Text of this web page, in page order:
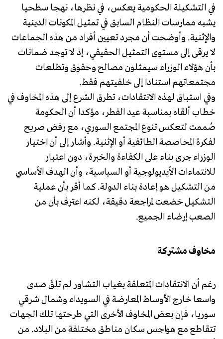
في التشكيلة الحكومية يعكس، في نظرها، نهجا سطحيا
يشبه ممارسات النظام السابق في تمثيل المكونات الدينية
والإثنية. وأوضحت أن مجرد تعيين أفراد من هذه الجماعات
لا يرقى إلى مستوى التمثيل الحقيقي، إذ لا توجد ضمانات
بأن هؤلاء الوزراء سيمثلون مصالح وحقوق وتطلعات
مجتمعاتهم استنادا إلى خلفيتهم فقط.
وفي استباق لهذه الانتقادات، تطرق الشرع إلى هذه المخاوف في
خطاب ألقاه بمناسبة عيد الفطر، مؤكدا أن الحكومة
صُممت لتعكس تنوع المجتمع السوري، مع رفض صريح
لفكرة المحاصصة الطائفية أو الإثنية. وأشار إلى أن اختيار
الوزراء جرى بناء على الكفاءة والخبرة، دون اعتبار
للانتماءات الأيديولوجية أو السياسية، وأن الهدف الأساسي
من التشكيل هو إعادة بناء الدولة. كما أقر بأن عملية
التشكيل خضعت لمراجعة دقيقة، لكنه اعترف بأن من
الصعب إرضاء الجميع.
مخاوف مشتركة
رغم أن الانتقادات المتعلقة بغياب التشاور لم تلقَ صدى
واسعا خارج الأوساط المعارضة في السويداء وشمال شرقي
سوريا، فإن بعض المخاوف الأخرى التي طرحتها تلك الجهات
تتقاطع مع هواجس سكان مناطق مختلفة من البلاد. من